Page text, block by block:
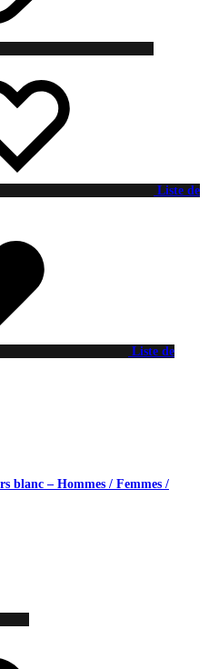
Liste de
Liste de
blanc – Hommes / Femmes /